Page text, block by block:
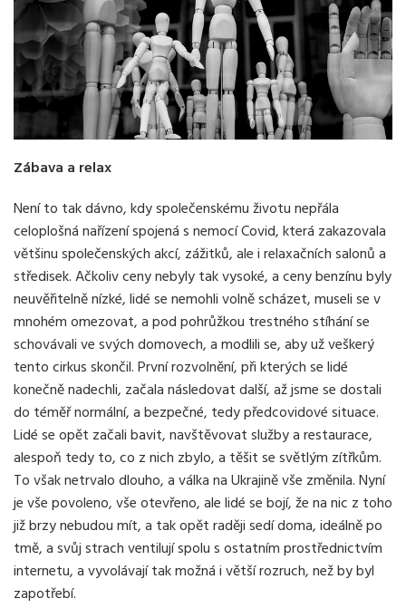
Zábava a relax
Není to tak dávno, kdy společenskému životu nepřála
celoplošná nařízení spojená s nemocí Covid, která zakazovala
většinu společenských akcí, zážitků, ale i relaxačních salonů a
středisek. Ačkoliv ceny nebyly tak vysoké, a ceny benzínu byly
neuvěřitelně nízké, lidé se nemohli volně scházet, museli se v
mnohém omezovat, a pod pohrůžkou trestného stíhání se
schovávali ve svých domovech, a modlili se, aby už veškerý
tento cirkus skončil. První rozvolnění, při kterých se lidé
konečně nadechli, začala následovat další, až jsme se dostali
do téměř normální, a bezpečné, tedy předcovidové situace.
Lidé se opět začali bavit, navštěvovat služby a restaurace,
alespoň tedy to, co z nich zbylo, a těšit se světlým zítřkům.
To však netrvalo dlouho, a válka na Ukrajině vše změnila. Nyní
je vše povoleno, vše otevřeno, ale lidé se bojí, že na nic z toho
již brzy nebudou mít, a tak opět raději sedí doma, ideálně po
tmě, a svůj strach ventilují spolu s ostatním prostřednictvím
internetu, a vyvolávají tak možná i větší rozruch, než by byl
zapotřebí.